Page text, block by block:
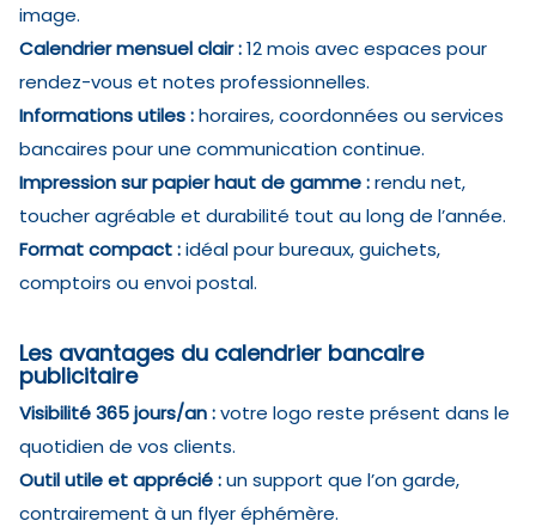
image.
Calendrier mensuel clair :12 mois avec espaces pour
rendez-vous et notes professionnelles.
Informations utiles :horaires, coordonnées ou services
bancaires pour une communication continue.
Impression sur papier haut de gamme :rendu net,
toucher agréable et durabilité tout au long de l’année.
Format compact :idéal pour bureaux, guichets,
comptoirs ou envoi postal.
Les avantages du calendrier bancaire
publicitaire
Visibilité 365 jours/an :votre logo reste présent dans le
quotidien de vos clients.
Outil utile et apprécié :un support que l’on garde,
contrairement à un flyer éphémère.